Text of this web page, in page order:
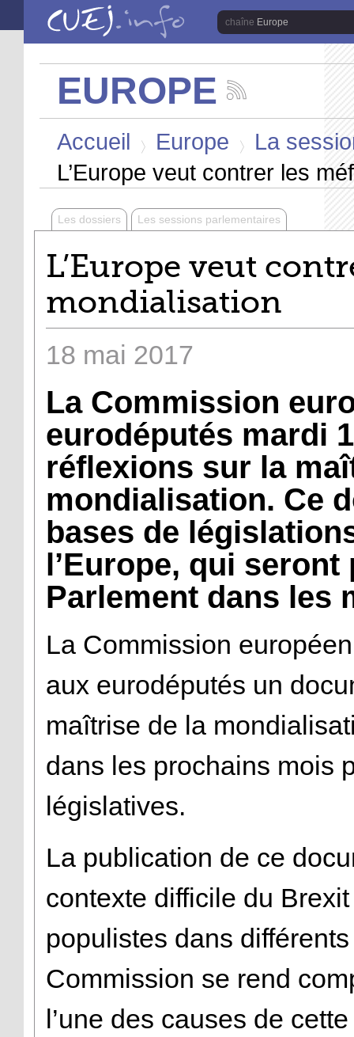
Aller au contenu principal
Europe
EUROPE
les
de
la
Europe
Accueil Europe
La
L’Europe veut contrer les
Les dossiers Les sessions parlementaires
L’Europe veut
mondialisation
18 mai 2017
La Commission
eurodéputés mardi
réflexions sur la
mondialisation. Ce
bases de
l’Europe, qui seront
Parlement dans les
La Commission
aux eurodéputés un
maîtrise de la
dans les prochains mois
législatives.
La publication de ce
contexte difficile du
populistes dans
Commission se rend
l’une des causes de